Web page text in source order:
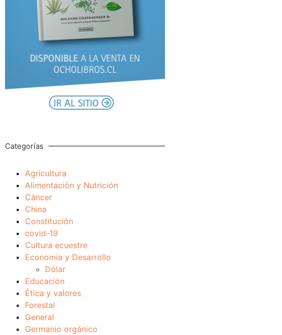
Categorías
Agricultura
Alimentación y Nutrición
Cáncer
China
Constitución
covid-19
Cultura ecuestre
Economía y Desarrollo
Dólar
Educación
Ética y valores
Forestal
General
Germanio orgánico